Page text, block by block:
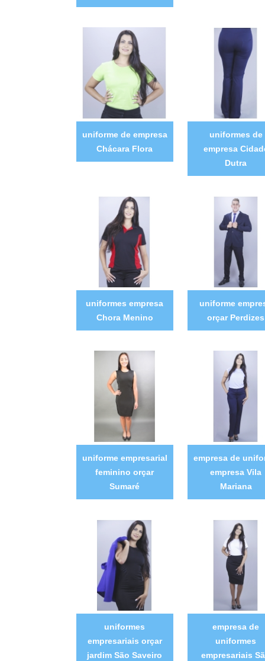
uniforme de empresa
Chácara Flora
uniformes de
empresa
Dutra
uniformes empresa
Chora Menino
uniforme
orçar Perdizes
uniforme empresarial
feminino orçar
Sumaré
empresa de
empresa Vila
Mariana
uniformes
empresariais orçar
jardim São Saveiro
empresa de
uniformes
empresariais